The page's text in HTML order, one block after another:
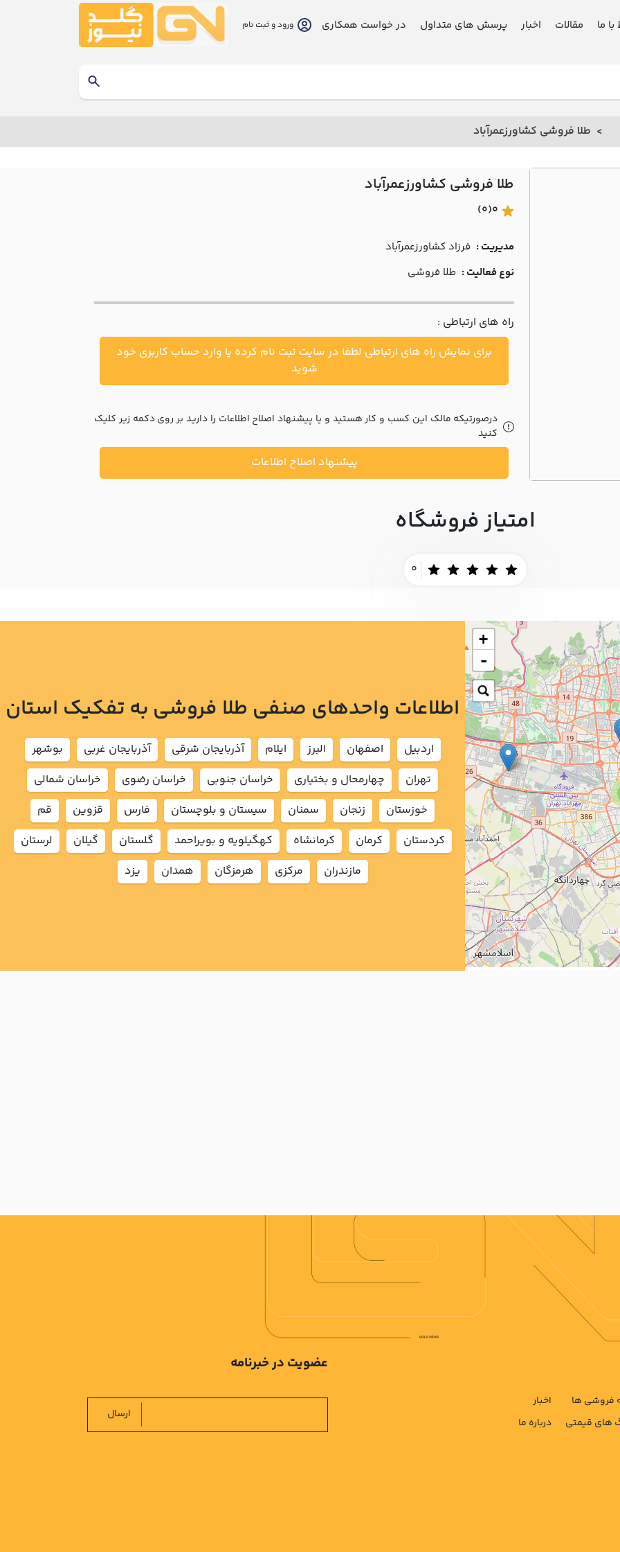
با ما مقالات اخبار پرسش های متداول در خواست همکاری ورود و ثبت نام
طلا فروشی کشاورزعمرآباد
طلا فروشی کشاورزعمرآباد
0
(0)
مدیریت : فرزاد کشاورزعمرآباد
نوع فعالیت : طلا فروشی
راه های ارتباطی :
برای نمایش راه های ارتباطی لطفا در سایت ثبت نام کرده یا وارد حساب کاربری خود
شوید
درصورتیکه مالک این کسب و کار هستید و یا پیشنهاد اصلاح اطلاعات را دارید بر روی دکمه زیر کلیک
کنید
پیشنهاد اصلاح اطلاعات
امتیاز فروشگاه
0
+
-
اطلاعات واحدهای صنفی طلا فروشی به تفکیک استان
اردبيل اصفهان البرز ايلام آذربايجان شرقي آذربايجان غربي
بوشهر
تهران
چهارمحال و بختياري خراسان جنوبي خراسان رضوي
خراسان شمالي
خوزستان
زنجان سمنان سيستان و بلوچستان فارس قزوين
قم
كردستان
كرمان كرمانشاه كهگيلويه و بويراحمد گلستان گيلان
لرستان
مازندران
مركزي هرمزگان همدان يزد
فروشی ها
های قیمتی
اخبار
درباره ما
عضویت در خبرنامه
ارسال